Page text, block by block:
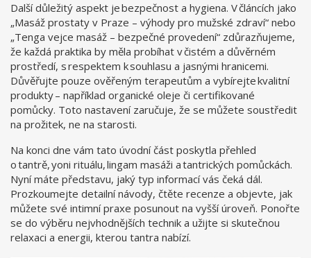
Další důležitý aspekt je bezpečnost a hygiena. V článcích jako
„Masáž prostaty v Praze – výhody pro mužské zdraví“ nebo
„Tenga vejce masáž – bezpečné provedení“ zdůrazňujeme,
že každá praktika by měla probíhat v čistém a důvěrném
prostředí, s respektem k souhlasu a jasnými hranicemi.
Důvěřujte pouze ověřeným terapeutům a vybírejte kvalitní
produkty – například organické oleje či certifikované
pomůcky. Toto nastavení zaručuje, že se můžete soustředit
na prožitek, ne na starosti.
Na konci dne vám tato úvodní část poskytla přehled
o tantrě, yoni rituálu, lingam masáži a tantrických pomůckách.
Nyní máte představu, jaký typ informací vás čeká dál.
Prozkoumejte detailní návody, čtěte recenze a objevte, jak
můžete své intimní praxe posunout na vyšší úroveň. Ponořte
se do výběru nejvhodnějších technik a užijte si skutečnou
relaxaci a energii, kterou tantra nabízí.